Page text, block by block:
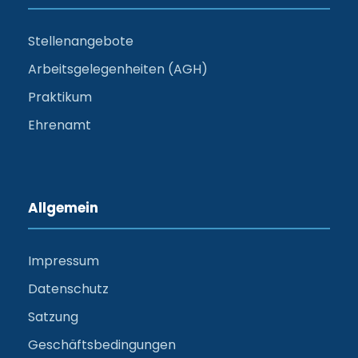
Stellenangebote
Arbeitsgelegenheiten (AGH)
Praktikum
Ehrenamt
Allgemein
Impressum
Datenschutz
Satzung
Geschäftsbedingungen